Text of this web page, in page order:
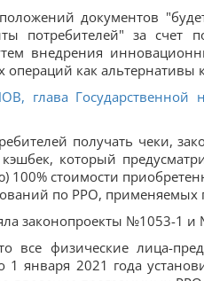
документов
потребителей" за счет
внедрения
операций как альтернативы
глава
получать чеки,
который
стоимости
по РРО, применяемых
законопроекты №1053-1
все физические лица-
января 2021 года